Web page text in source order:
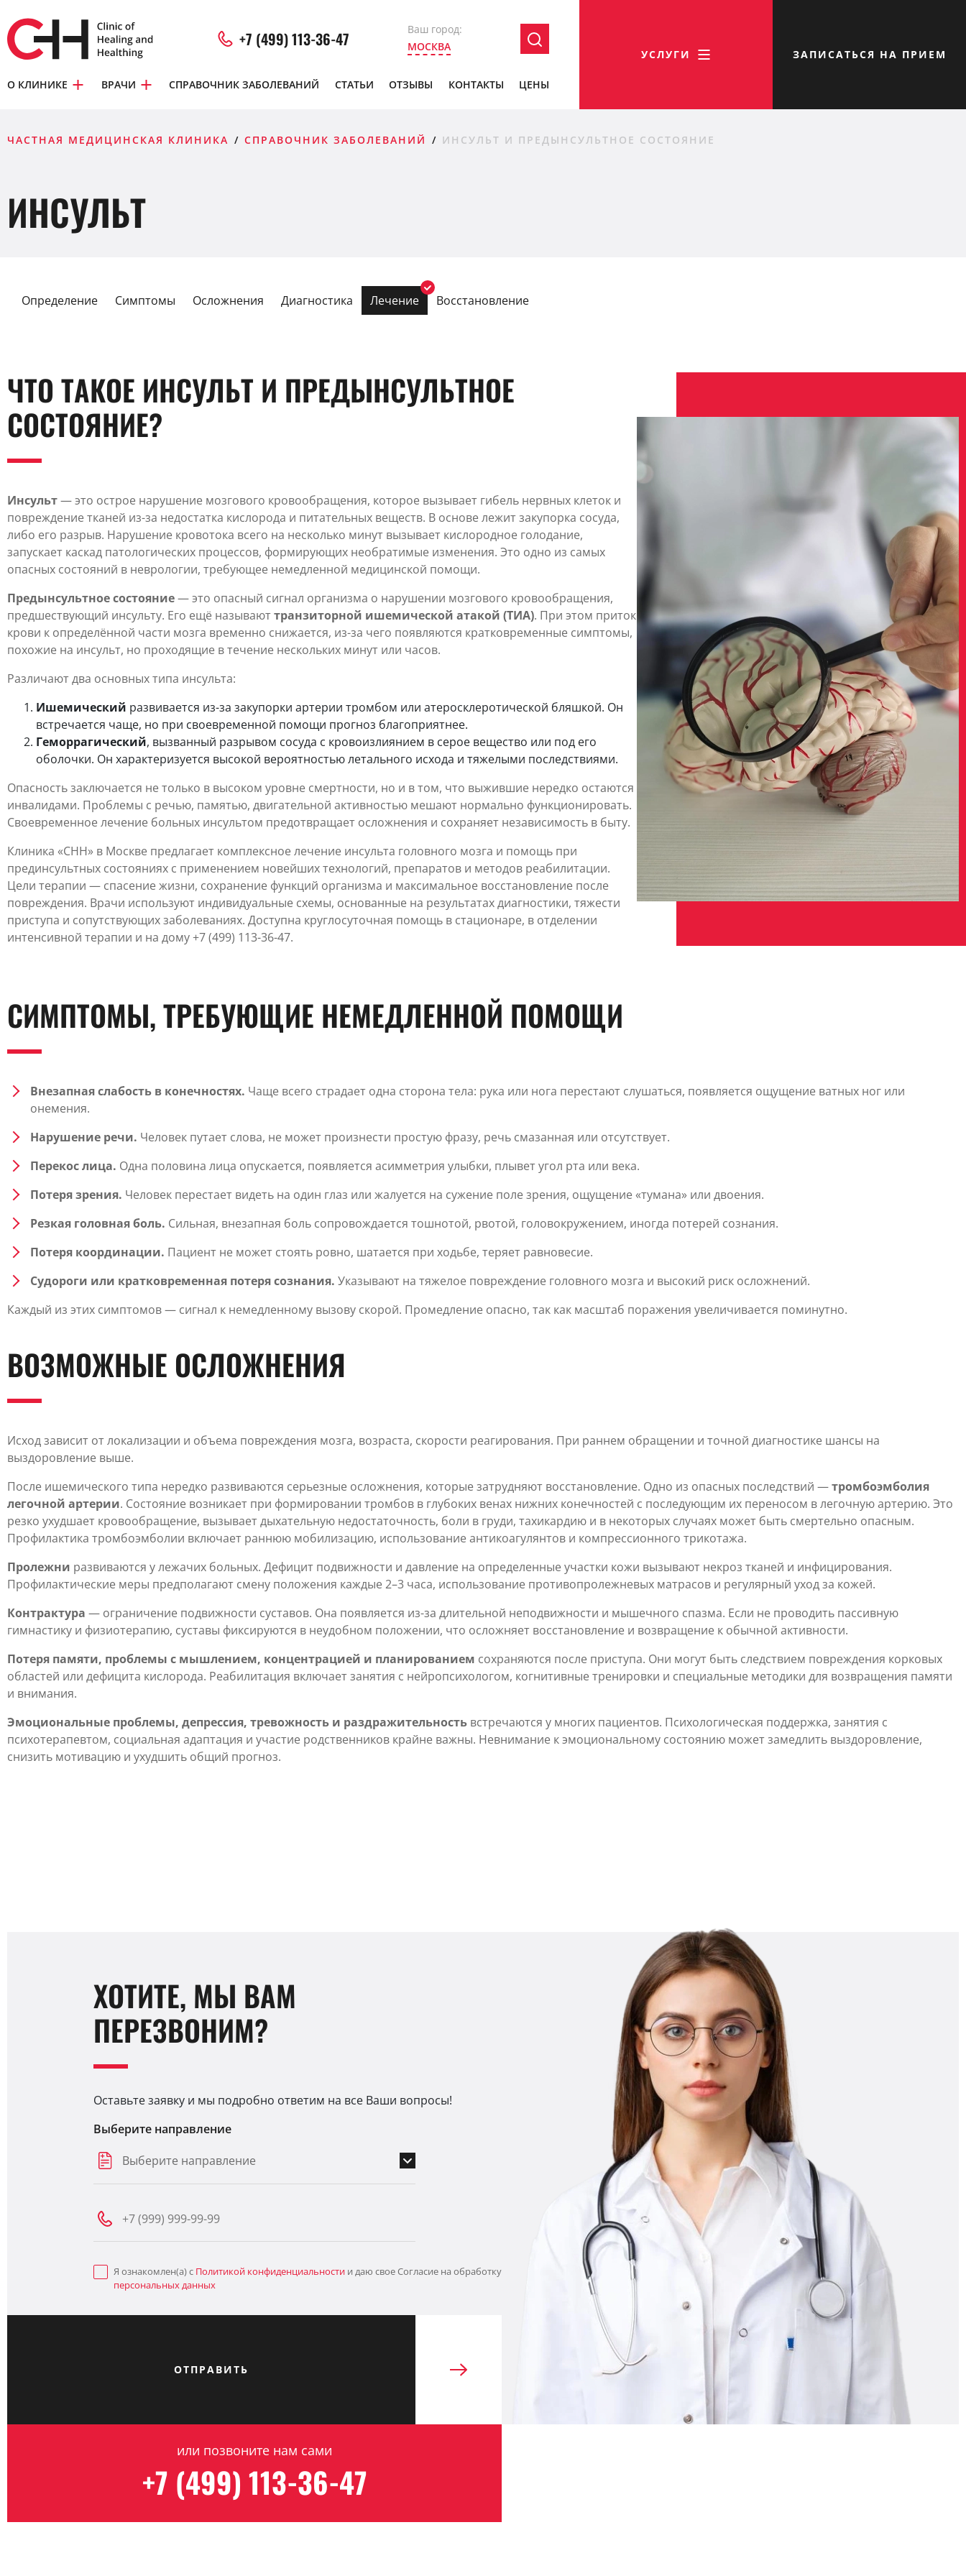
+7 (499) 113-36-47
Ваш город:
МОСКВА
О КЛИНИКЕ ВРАЧИ СПРАВОЧНИК ЗАБОЛЕВАНИЙ СТАТЬИ ОТЗЫВЫ КОНТАКТЫ ЦЕНЫ
УСЛУГИ ЗАПИСАТЬСЯ НА ПРИЕМ
ЧАСТНАЯ МЕДИЦИНСКАЯ КЛИНИКА СПРАВОЧНИК ЗАБОЛЕВАНИЙ ИНСУЛЬТ И ПРЕДЫНСУЛЬТНОЕ СОСТОЯНИЕ
ИНСУЛЬТ
Определение Симптомы Осложнения Диагностика Лечение Восстановление
ЧТО ТАКОЕ ИНСУЛЬТ И ПРЕДЫНСУЛЬТНОЕ
СОСТОЯНИЕ?
Инсульт— это острое нарушение мозгового кровообращения, которое вызывает гибель нервных клеток и
повреждение тканей из-за недостатка кислорода и питательных веществ. В основе лежит закупорка сосуда,
либо его разрыв. Нарушение кровотока всего на несколько минут вызывает кислородное голодание,
запускает каскад патологических процессов, формирующих необратимые изменения. Это одно из самых
опасных состояний в неврологии, требующее немедленной медицинской помощи.
Предынсультное состояние— это опасный сигнал организма о нарушении мозгового кровообращения,
предшествующий инсульту. Его ещё называюттранзиторной ишемической атакой (ТИА). При этом приток
крови к определённой части мозга временно снижается, из-за чего появляются кратковременные симптомы,
похожие на инсульт, но проходящие в течение нескольких минут или часов.
Различают два основных типа инсульта:
Ишемический развивается из-за закупорки артерии тромбом или атеросклеротической бляшкой. Он
встречается чаще, но при своевременной помощи прогноз благоприятнее.
Геморрагический, вызванный разрывом сосуда с кровоизлиянием в серое вещество или под его
оболочки. Он характеризуется высокой вероятностью летального исхода и тяжелыми последствиями.
Опасность заключается не только в высоком уровне смертности, но и в том, что выжившие нередко остаются
инвалидами. Проблемы с речью, памятью, двигательной активностью мешают нормально функционировать.
Своевременное лечение больных инсультом предотвращает осложнения и сохраняет независимость в быту.
Клиника «CHH» в Москве предлагает комплексное лечение инсульта головного мозга и помощь при
прединсультных состояниях с применением новейших технологий, препаратов и методов реабилитации.
Цели терапии — спасение жизни, сохранение функций организма и максимальное восстановление после
повреждения. Врачи используют индивидуальные схемы, основанные на результатах диагностики, тяжести
приступа и сопутствующих заболеваниях. Доступна круглосуточная помощь в стационаре, в отделении
интенсивной терапии и на дому +7 (499) 113-36-47.
СИМПТОМЫ, ТРЕБУЮЩИЕ НЕМЕДЛЕННОЙ ПОМОЩИ
Внезапная слабость в конечностях. Чаще всего страдает одна сторона тела: рука или нога перестают слушаться, появляется ощущение ватных ног или
онемения.
Нарушение речи. Человек путает слова, не может произнести простую фразу, речь смазанная или отсутствует.
Перекос лица. Одна половина лица опускается, появляется асимметрия улыбки, плывет угол рта или века.
Потеря зрения. Человек перестает видеть на один глаз или жалуется на сужение поле зрения, ощущение «тумана» или двоения.
Резкая головная боль. Сильная, внезапная боль сопровождается тошнотой, рвотой, головокружением, иногда потерей сознания.
Потеря координации. Пациент не может стоять ровно, шатается при ходьбе, теряет равновесие.
Судороги или кратковременная потеря сознания. Указывают на тяжелое повреждение головного мозга и высокий риск осложнений.
Каждый из этих симптомов — сигнал к немедленному вызову скорой. Промедление опасно, так как масштаб поражения увеличивается поминутно.
ВОЗМОЖНЫЕ ОСЛОЖНЕНИЯ
Исход зависит от локализации и объема повреждения мозга, возраста, скорости реагирования. При раннем обращении и точной диагностике шансы на
выздоровление выше.
После ишемического типа нередко развиваются серьезные осложнения, которые затрудняют восстановление. Одно из опасных последствий —тромбоэмболия
легочной артерии. Состояние возникает при формировании тромбов в глубоких венах нижних конечностей с последующим их переносом в легочную артерию. Это
резко ухудшает кровообращение, вызывает дыхательную недостаточность, боли в груди, тахикардию и в некоторых случаях может быть смертельно опасным.
Профилактика тромбоэмболии включает раннюю мобилизацию, использование антикоагулянтов и компрессионного трикотажа.
Пролежни развиваются у лежачих больных. Дефицит подвижности и давление на определенные участки кожи вызывают некроз тканей и инфицирования.
Профилактические меры предполагают смену положения каждые 2–3 часа, использование противопролежневых матрасов и регулярный уход за кожей.
Контрактура — ограничение подвижности суставов. Она появляется из-за длительной неподвижности и мышечного спазма. Если не проводить пассивную
гимнастику и физиотерапию, суставы фиксируются в неудобном положении, что осложняет восстановление и возвращение к обычной активности.
Потеря памяти, проблемы с мышлением, концентрацией и планированием сохраняются после приступа. Они могут быть следствием повреждения корковых
областей или дефицита кислорода. Реабилитация включает занятия с нейропсихологом, когнитивные тренировки и специальные методики для возвращения памяти
и внимания.
Эмоциональные проблемы, депрессия, тревожность и раздражительность встречаются у многих пациентов. Психологическая поддержка, занятия с
психотерапевтом, социальная адаптация и участие родственников крайне важны. Невнимание к эмоциональному состоянию может замедлить выздоровление,
снизить мотивацию и ухудшить общий прогноз.
ХОТИТЕ, МЫ ВАМ
ПЕРЕЗВОНИМ?
Оставьте заявку и мы подробно ответим на все Ваши вопросы!
Выберите направление
Выберите направление
Я ознакомлен(а) с Политикой конфиденциальности и даю свое Согласие на обработку
персональных данных
ОТПРАВИТЬ
или позвоните нам сами
+7 (499) 113-36-47